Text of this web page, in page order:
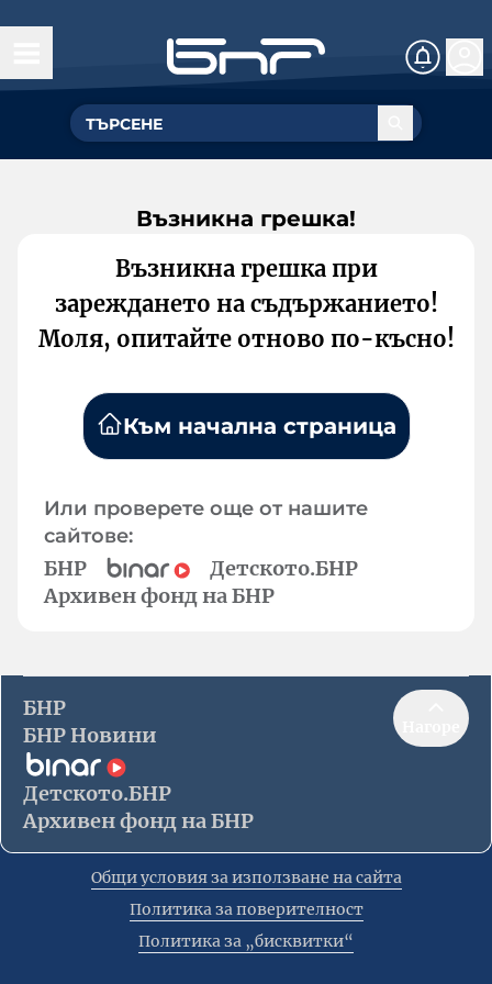
Възникна грешка!
Възникна грешка при
зареждането на съдържанието!
Моля, опитайте отново по-късно!
Към начална страница
Или проверете още от нашите
сайтове:
БНР
Детското.БНР
Архивен фонд на БНР
БНР
БНР Новини
Детското.БНР
Архивен фонд на БНР
Общи условия за използване на сайта
Политика за поверителност
Политика за „бисквитки“